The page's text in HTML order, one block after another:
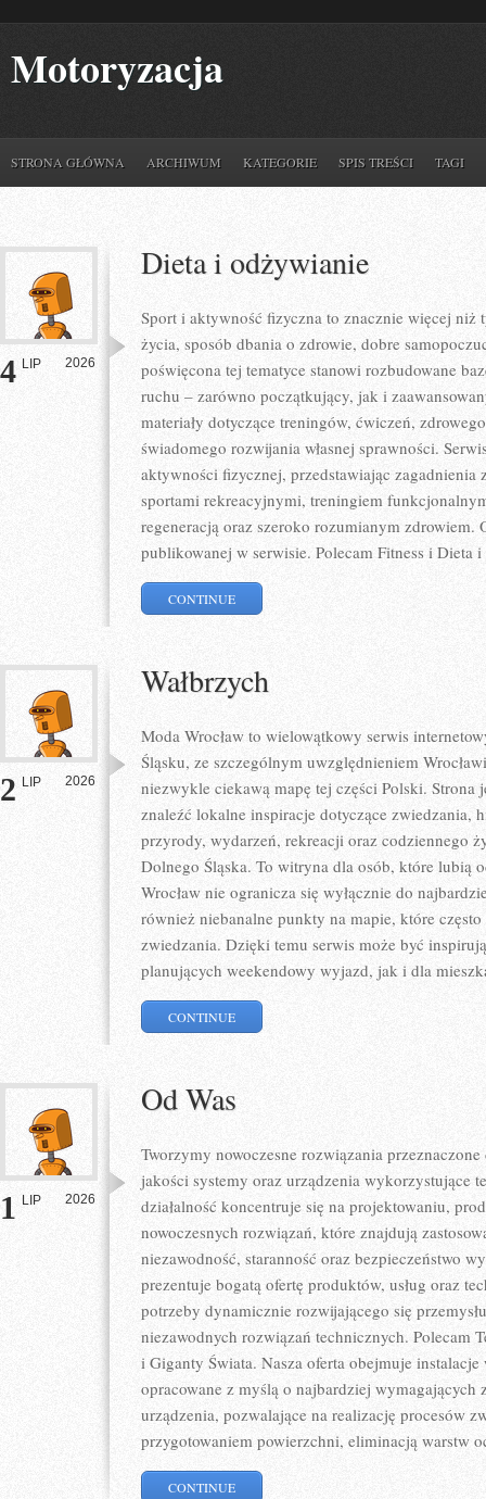
Motoryzacja
STRONA GŁÓWNA ARCHIWUM KATEGORIE SPIS TREŚCI TAGI
4 LIP 2026
Dieta i odżywianie
Sport i aktywność fizyczna to znacznie więcej
życia, sposób dbania o zdrowie, dobre
poświęcona tej tematyce stanowi rozbudowane
ruchu – zarówno początkujący, jak i
materiały dotyczące treningów, ćwiczeń,
świadomego rozwijania własnej sprawności.
aktywności fizycznej, przedstawiając zagadnienia
sportami rekreacyjnymi, treningiem
regeneracją oraz szeroko rozumianym zdrowiem.
publikowanej w serwisie. Polecam Fitness i Dieta
CONTINUE
2 LIP 2026
Wałbrzych
Moda Wrocław to wielowątkowy serwis
Śląsku, ze szczególnym uwzględnieniem
niezwykle ciekawą mapę tej części Polski. Strona
znaleźć lokalne inspiracje dotyczące zwiedzania,
przyrody, wydarzeń, rekreacji oraz codziennego
Dolnego Śląska. To witryna dla osób, które lubią
Wrocław nie ogranicza się wyłącznie do
również niebanalne punkty na mapie, które
zwiedzania. Dzięki temu serwis może być
planujących weekendowy wyjazd, jak i dla
CONTINUE
1 LIP 2026
Od Was
Tworzymy nowoczesne rozwiązania
jakości systemy oraz urządzenia wykorzystujące
działalność koncentruje się na projektowaniu,
nowoczesnych rozwiązań, które znajdują
niezawodność, staranność oraz bezpieczeństwo
prezentuje bogatą ofertę produktów, usług oraz
potrzeby dynamicznie rozwijającego się
niezawodnych rozwiązań technicznych. Polecam
i Giganty Świata. Nasza oferta obejmuje
opracowane z myślą o najbardziej wymagających
urządzenia, pozwalające na realizację procesów
przygotowaniem powierzchni, eliminacją warstw
CONTINUE